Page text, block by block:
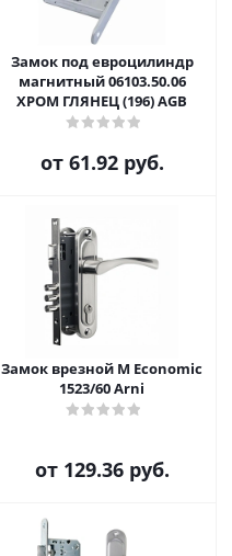
Замок под евроцилиндр
магнитный 06103.50.06
ХРОМ ГЛЯНЕЦ (196) AGB
от 61.92 руб.
Замок врезной M Economic
1523/60 Arni
от 129.36 руб.